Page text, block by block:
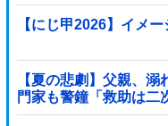
【にじ甲2026】イメ
【夏の悲劇】父親、
門家も警鐘「救助は二